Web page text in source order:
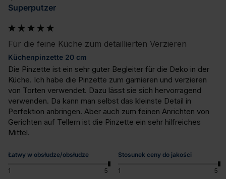
Superputzer
Für die feine Küche zum detaillierten Verzieren
Küchenpinzette 20 cm
Die Pinzette ist ein sehr guter Begleiter für die Deko in der
Küche. Ich habe die Pinzette zum garnieren und verzieren
von Torten verwendet. Dazu lässt sie sich hervorragend
verwenden. Da kann man selbst das kleinste Detail in
Perfektion anbringen. Aber auch zum feinen Anrichten von
Gerichten auf Tellern ist die Pinzette ein sehr hilfreiches
Mittel.
Łatwy w obsłudze/obsłudze
1 5
Stosunek ceny do jakości
1
5